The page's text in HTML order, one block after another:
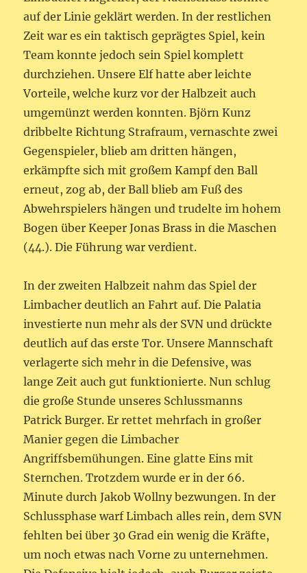
auf der Linie geklärt werden. In der restlichen
Zeit war es ein taktisch geprägtes Spiel, kein
Team konnte jedoch sein Spiel komplett
durchziehen. Unsere Elf hatte aber leichte
Vorteile, welche kurz vor der Halbzeit auch
umgemünzt werden konnten. Björn Kunz
dribbelte Richtung Strafraum, vernaschte zwei
Gegenspieler, blieb am dritten hängen,
erkämpfte sich mit großem Kampf den Ball
erneut, zog ab, der Ball blieb am Fuß des
Abwehrspielers hängen und trudelte im hohem
Bogen über Keeper Jonas Brass in die Maschen
(44.). Die Führung war verdient.
In der zweiten Halbzeit nahm das Spiel der
Limbacher deutlich an Fahrt auf. Die Palatia
investierte nun mehr als der SVN und drückte
deutlich auf das erste Tor. Unsere Mannschaft
verlagerte sich mehr in die Defensive, was
lange Zeit auch gut funktionierte. Nun schlug
die große Stunde unseres Schlussmanns
Patrick Burger. Er rettet mehrfach in großer
Manier gegen die Limbacher
Angriffsbemühungen. Eine glatte Eins mit
Sternchen. Trotzdem wurde er in der 66.
Minute durch Jakob Wollny bezwungen. In der
Schlussphase warf Limbach alles rein, dem SVN
fehlten bei über 30 Grad ein wenig die Kräfte,
um noch etwas nach Vorne zu unternehmen.